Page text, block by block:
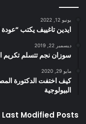
يونيو 12, 2022
ايدين تاغييف يكتب “عودة
ديسمبر 22, 2019
سوزان نجم تتسلم تكريم
مايو 29, 2020
كيف اختفت الدكتورة
البيولوجية
Last Modified Posts